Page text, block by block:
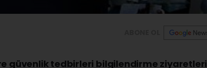
güvenlik tedbirleri bilgilendirme ziyaretleri